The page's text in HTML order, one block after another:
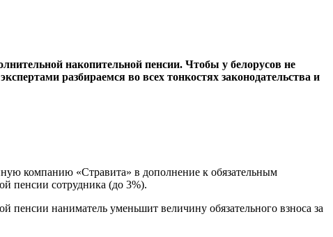
накопительной пенсии. Чтобы у белорусов не
разбираемся во всех тонкостях законодательства и
компанию «Стравита» в дополнение к обязательным
пенсии сотрудника (до 3%).
пенсии наниматель уменьшит величину обязательного взноса за